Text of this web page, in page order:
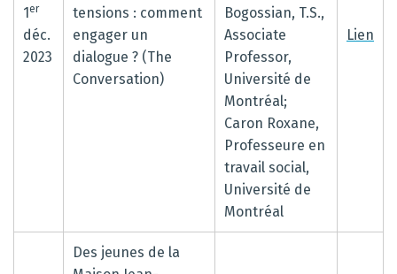
1er
déc.
2023
tensions : comment
engager un
dialogue ? (The
Conversation)
Bogossian, T.S.,
Associate
Professor,
Université de
Montréal;
Caron Roxane,
Professeure en
travail social,
Université de
Montréal
Lien
Des jeunes de la